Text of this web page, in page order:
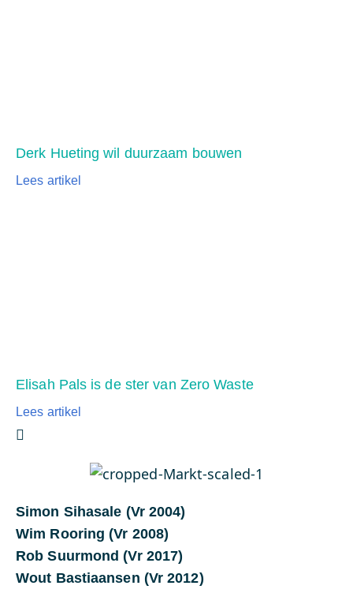
Derk Hueting wil duurzaam bouwen
Lees artikel
Elisah Pals is de ster van Zero Waste
Lees artikel
Simon Sihasale (Vr 2004)
Wim Rooring (Vr 2008)
Rob Suurmond (Vr 2017)
Wout Bastiaansen (Vr 2012)